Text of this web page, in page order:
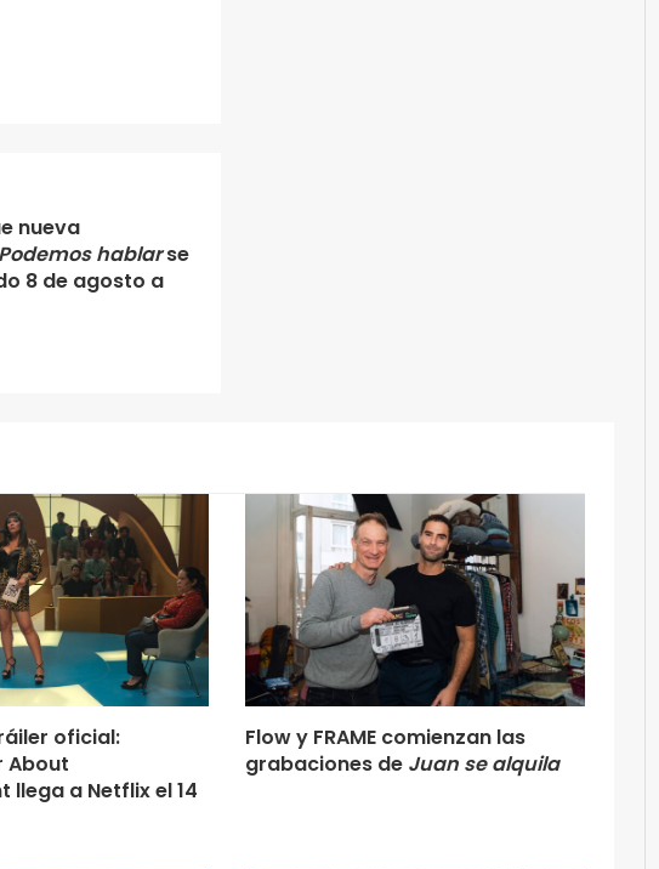
nueva
hablarse
8 de agosto a
oficial:
About
llega a Netflix el 14
Flow y FRAME comienzan las
grabaciones de Juan se alquila